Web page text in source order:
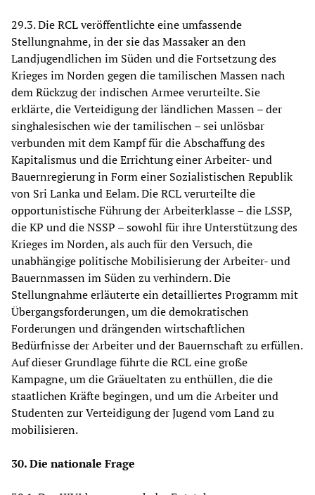
29.3. Die RCL veröffentlichte eine umfassende
Stellungnahme, in der sie das Massaker an den
Landjugendlichen im Süden und die Fortsetzung des
Krieges im Norden gegen die tamilischen Massen nach
dem Rückzug der indischen Armee verurteilte. Sie
erklärte, die Verteidigung der ländlichen Massen – der
singhalesischen wie der tamilischen – sei unlösbar
verbunden mit dem Kampf für die Abschaffung des
Kapitalismus und die Errichtung einer Arbeiter- und
Bauernregierung in Form einer Sozialistischen Republik
von Sri Lanka und Eelam. Die RCL verurteilte die
opportunistische Führung der Arbeiterklasse – die LSSP,
die KP und die NSSP – sowohl für ihre Unterstützung des
Krieges im Norden, als auch für den Versuch, die
unabhängige politische Mobilisierung der Arbeiter- und
Bauernmassen im Süden zu verhindern. Die
Stellungnahme erläuterte ein detailliertes Programm mit
Übergangsforderungen, um die demokratischen
Forderungen und drängenden wirtschaftlichen
Bedürfnisse der Arbeiter und der Bauernschaft zu erfüllen.
Auf dieser Grundlage führte die RCL eine große
Kampagne, um die Gräueltaten zu enthüllen, die die
staatlichen Kräfte begingen, und um die Arbeiter und
Studenten zur Verteidigung der Jugend vom Land zu
mobilisieren.
30. Die nationale Frage